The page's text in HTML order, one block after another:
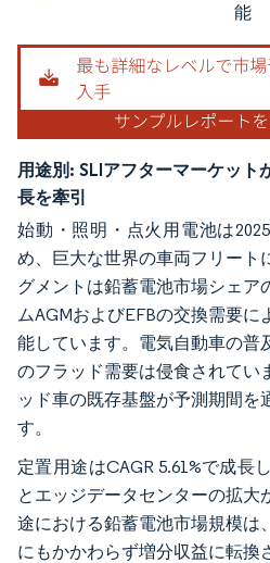
能
用途別: SLIアフターマーケット
長を牽引
始動・照明・点火用電池は
め、巨大な世界の車両フリート
グメントは鉛蓄電池市場シェア
ムAGMおよびEFBの交換需要
能しています。電気自動車の普
のフラッド需要は侵食されてい
ッド車の既存基盤が予測期間を
す。
定置用途はCAGR 5.61%で成長
とエッジデータセンターの拡大
途における鉛蓄電池市場規模は
にもかかわらず増分収益に転換